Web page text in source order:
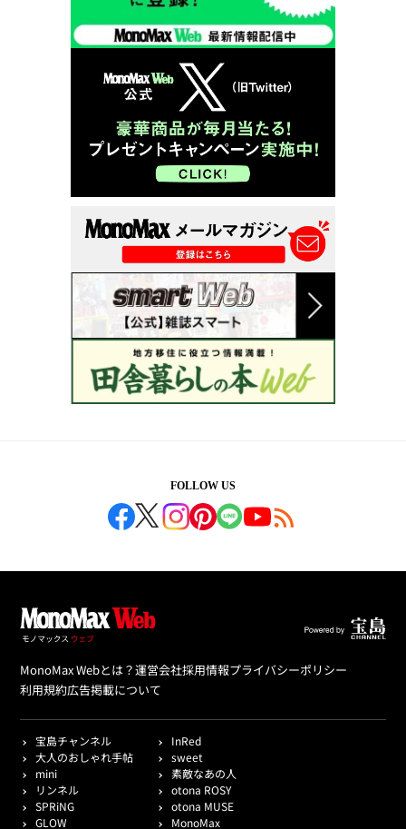
FOLLOW US
MonoMax Webとは？運営会社採用情報プライバシーポリシー
利用規約広告掲載について
宝島チャンネル
InRed
大人のおしゃれ手帖
sweet
mini
素敵なあの人
リンネル
otona ROSY
SPRiNG
otona MUSE
GLOW
MonoMax